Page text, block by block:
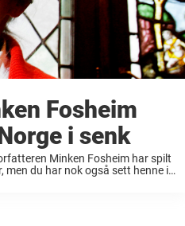
Fosheim
i senk
Minken Fosheim har spilt
men du har nok også sett henne i